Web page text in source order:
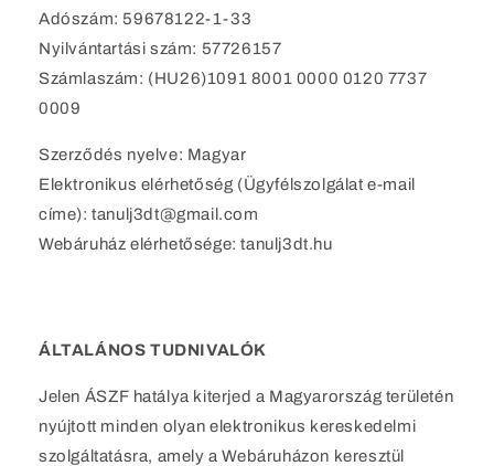
Adószám: 59678122-1-33
Nyilvántartási szám: 57726157
Számlaszám: (HU26)1091 8001 0000 0120 7737
0009
Szerződés nyelve: Magyar
Elektronikus elérhetőség (Ügyfélszolgálat e-mail
címe): tanulj3dt@gmail.com
Webáruház elérhetősége: tanulj3dt.hu
ÁLTALÁNOS TUDNIVALÓK
Jelen ÁSZF hatálya kiterjed a Magyarország területén
nyújtott minden olyan elektronikus kereskedelmi
szolgáltatásra, amely a Webáruházon keresztül